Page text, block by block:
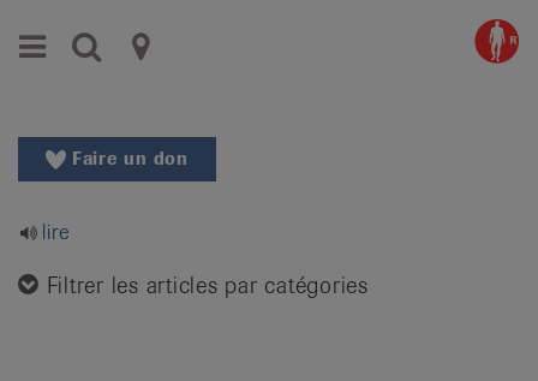
vers
au
Aller
recherche
de
Faire un don
lire
Filtrer les articles par catégories
Menu Recherche
Ligues
contre
le